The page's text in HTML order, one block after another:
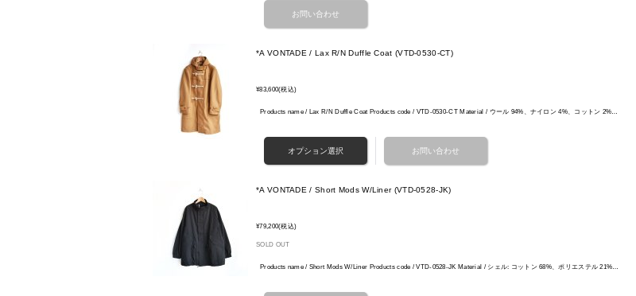
*A VONTADE / Lax R/N Duffle Coat (VTD-0530-CT)
¥83,600(税込)
Products name / Lax R/N Duffle Coat Products code / VTD-0530-CT Material / ウール 94%、ナイロン 4%、コットン 2%…
*A VONTADE / Short Mods W/Liner (VTD-0528-JK)
¥79,200(税込)
SOLD OUT
Products name / Short Mods W/Liner Products code / VTD-0528-JK Material / シェル: コットン 68%、ポリエステル 21%…